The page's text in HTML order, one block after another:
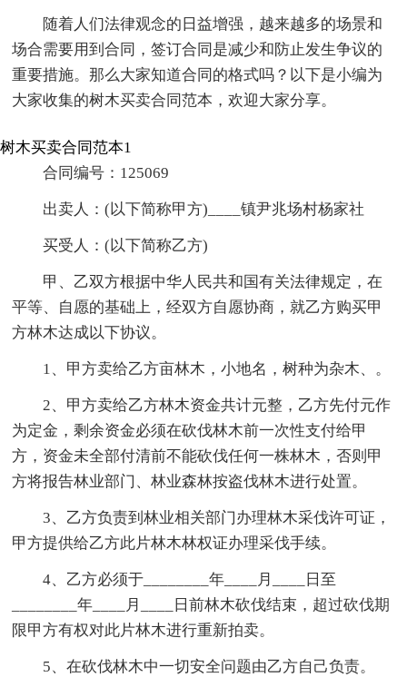
随着人们法律观念的日益增强，越来越多的场景和
场合需要用到合同，签订合同是减少和防止发生争议的
重要措施。那么大家知道合同的格式吗？以下是小编为
大家收集的树木买卖合同范本，欢迎大家分享。
树木买卖合同范本1
合同编号：125069
出卖人：(以下简称甲方)____镇尹兆场村杨家社
买受人：(以下简称乙方)
甲、乙双方根据中华人民共和国有关法律规定，在
平等、自愿的基础上，经双方自愿协商，就乙方购买甲
方林木达成以下协议。
1、甲方卖给乙方亩林木，小地名，树种为杂木、。
2、甲方卖给乙方林木资金共计元整，乙方先付元作
为定金，剩余资金必须在砍伐林木前一次性支付给甲
方，资金未全部付清前不能砍伐任何一株林木，否则甲
方将报告林业部门、林业森林按盗伐林木进行处置。
3、乙方负责到林业相关部门办理林木采伐许可证，
甲方提供给乙方此片林木林权证办理采伐手续。
4、乙方必须于________年____月____日至
________年____月____日前林木砍伐结束，超过砍伐期
限甲方有权对此片林木进行重新拍卖。
5、在砍伐林木中一切安全问题由乙方自己负责。